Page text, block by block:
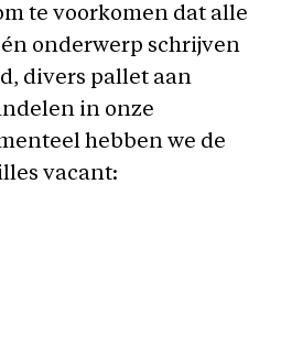
te voorkomen dat alle
onderwerp schrijven
divers pallet aan
in onze
hebben we de
vacant: